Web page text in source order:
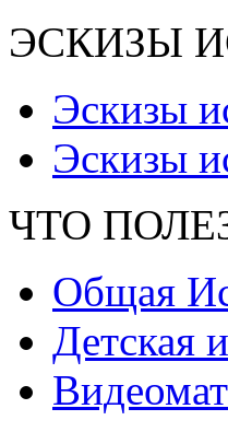
ЭСКИЗЫ
Эскизы
Эскизы
ЧТО
Общая
Детская